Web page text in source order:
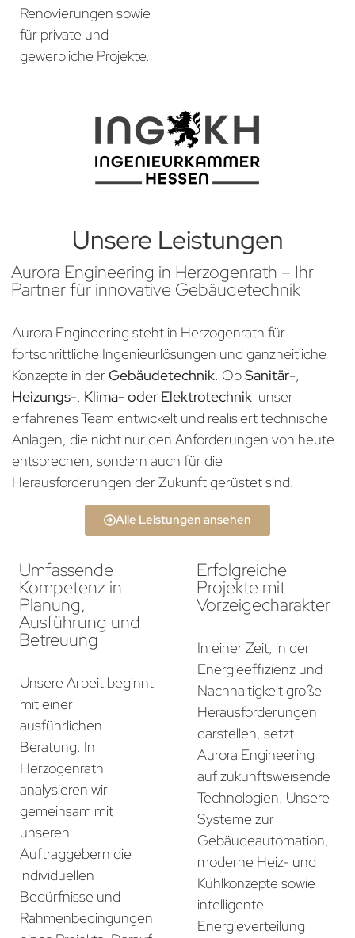
Renovierungen sowie
für private und
gewerbliche Projekte.
Unsere Leistungen
Aurora Engineering in Herzogenrath – Ihr
Partner für innovative Gebäudetechnik
Aurora Engineering steht in Herzogenrath für
fortschrittliche Ingenieurlösungen und ganzheitliche
Konzepte in derGebäudetechnik. ObSanitär-,
Heizungs-, Klima- oder Elektrotechnik unser
erfahrenes Team entwickelt und realisiert technische
Anlagen, die nicht nur den Anforderungen von heute
entsprechen, sondern auch für die
Herausforderungen der Zukunft gerüstet sind.
Alle Leistungen ansehen
Umfassende
Kompetenz in
Planung,
Ausführung und
Betreuung
Unsere Arbeit beginnt
mit einer
ausführlichen
Beratung. In
Herzogenrath
analysieren wir
gemeinsam mit
unseren
Auftraggebern die
individuellen
Bedürfnisse und
Rahmenbedingungen
Erfolgreiche
Projekte mit
Vorzeigecharakter
In einer Zeit, in der
Energieeffizienz und
Nachhaltigkeit große
Herausforderungen
darstellen, setzt
Aurora Engineering
auf zukunftsweisende
Technologien. Unsere
Systeme zur
Gebäudeautomation,
moderne Heiz- und
Kühlkonzepte sowie
intelligente
Energieverteilung